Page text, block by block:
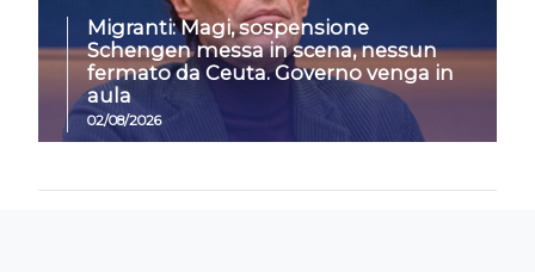
Migranti: Magi, sospensione
Schengen messa in scena, nessun
fermato da Ceuta. Governo venga in
aula
02/08/2026